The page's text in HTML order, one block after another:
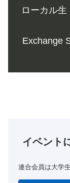
ローカル
Exchange
イベント
連合会員は大学